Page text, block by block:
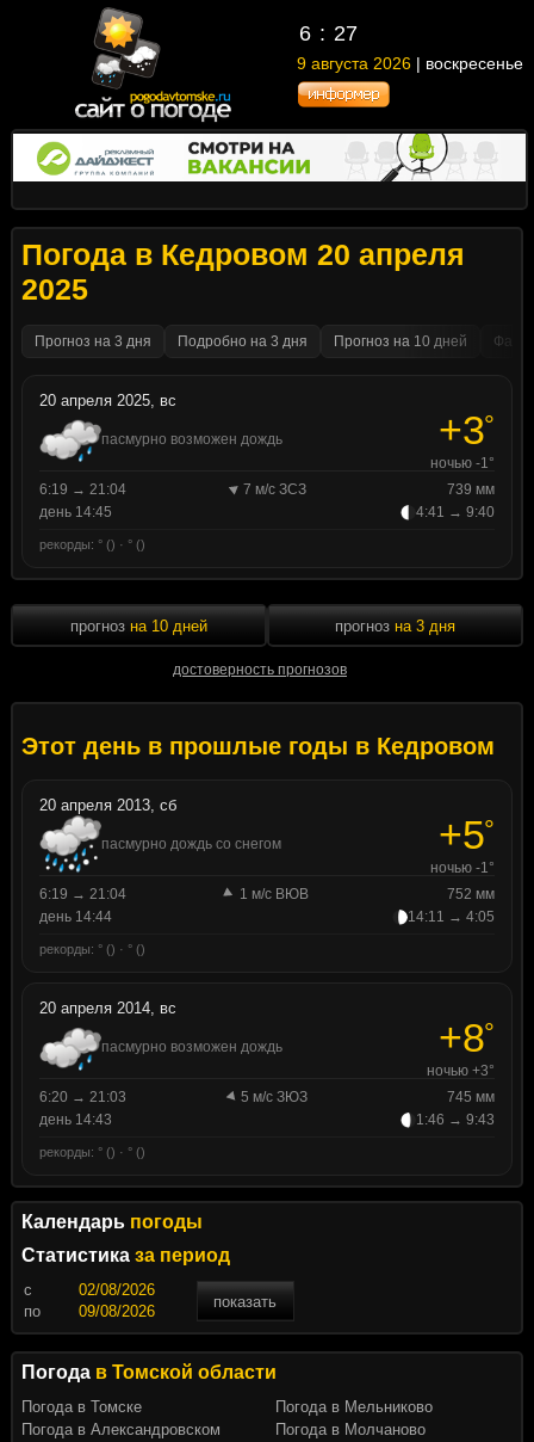
6 27
9 августа 2026 | воскресенье
Погода в Кедровом 20 апреля
2025
Прогноз на 3 дня Подробно на 3 дня Прогноз на 10 дней
20 апреля 2025, вс
пасмурно возможен дождь +3°
ночью -1°
6:19 → 21:04
7 м/с ЗСЗ
739 мм
день 14:45
4:41 → 9:40
рекорды: ° () · ° ()
прогноз на 10 дней
достоверность прогнозов
прогноз на 3 дня
Этот день в прошлые годы в Кедровом
20 апреля 2013, сб
пасмурно дождь со снегом +5°
ночью -1°
6:19 → 21:04
1 м/с ВЮВ
752 мм
день 14:44
14:11 → 4:05
рекорды: ° () · ° ()
20 апреля 2014, вс
пасмурно возможен дождь +8°
ночью +3°
6:20 → 21:03
5 м/с ЗЮЗ
745 мм
день 14:43
1:46 → 9:43
рекорды: ° () · ° ()
Календарь погоды
Статистика за период
c
показать
по
Погода в Томской области
Погода в Томске
Погода в Александровском
Погода в Мельниково
Погода в Молчаново